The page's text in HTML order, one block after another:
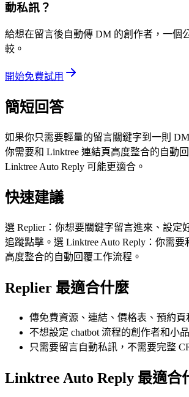
動私訊？
給想在留言後自動傳 DM 的創作者，一個
較。
開始免費試用
簡短回答
如果你只需要輕量的留言關鍵字到一則
你需要和 Linktree 連結頁高度整合的自動
Linktree Auto Reply 可能更適合。
快速建議
選 Replier：你想要關鍵字留言進來、設定
追蹤點擊。選 Linktree Auto Reply：你需要
高度整合的自動回覆工作流程。
Replier 最適合什麼
傳免費資源、連結、價格表、預約頁
不想設定 chatbot 流程的創作者和小
只需要留言自動私訊，不需要完整
Linktree Auto Reply 最適合